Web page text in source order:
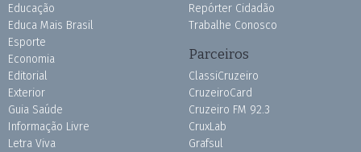
Educação
Educa Mais Brasil
Esporte
Economia
Editorial
Exterior
Guia Saúde
Informação Livre
Letra Viva
Repórter Cidadão
Trabalhe Conosco
Parceiros
ClassiCruzeiro
CruzeiroCard
Cruzeiro FM 92.3
CruxLab
Grafsul